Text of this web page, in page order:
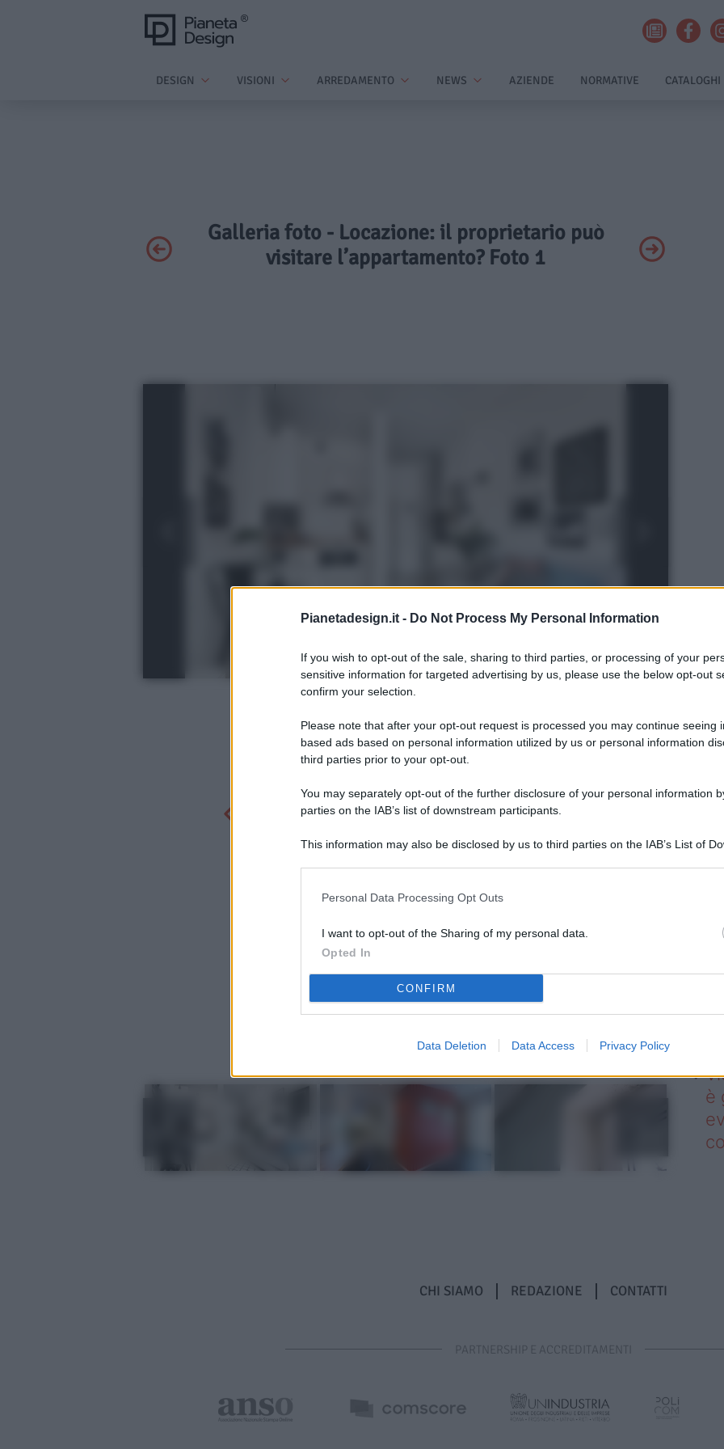
Pianetadesign.it - Do Not Process My Personal Information
If you wish to opt-out of the sale, sharing to third parties, or processing of your
sensitive information for targeted advertising by us, please use the below opt-out
confirm your selection.
Please note that after your opt-out request is processed you may continue seeing
based ads based on personal information utilized by us or personal information
third parties prior to your opt-out.
You may separately opt-out of the further disclosure of your personal information
parties on the IAB’s list of downstream participants.
This information may also be disclosed by us to third parties on the IAB’s List of
Personal Data Processing Opt Outs
I want to opt-out of the Sharing of my personal data.
Opted In
CONFIRM
Data Deletion Data Access Privacy Policy
DESIGN VISIONI ARREDAMENTO NEWS AZIENDE NORMATIVE CATALOGHI
Galleria foto - Locazione: il proprietario può
visitare l’appartamento? Foto 1
è
CHI SIAMO REDAZIONE CONTATTI
PARTNERSHIP E ACCREDITAMENTI